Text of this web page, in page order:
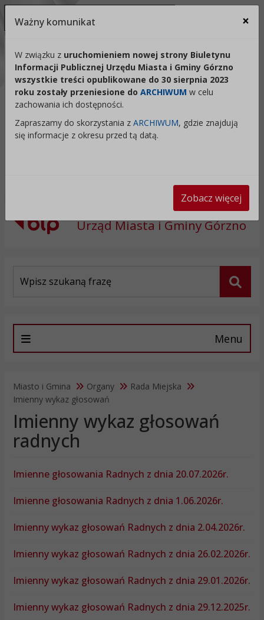
Ukryj panel ułatwień dostępu
Zmień kontrast na domyślny
C1 C2 C3 C4
Rozmiar czcionki:
A
A+ A++
Odstępy:
Zmień odstęp między literami
Zmień interlinię i margines
Reset:
Przywróć
Urząd Miasta i Gminy Górzno
Menu
Miasto i Gmina Organy
Rada Miejska
Imienny wykaz głosowań
Imienny wykaz głosowań
radnych
Imienne głosowania Radnych z dnia 20.07.2026r.
Imienne głosowania Radnych z dnia 1.06.2026r.
Imienny wykaz głosowań Radnych z dnia 2.04.2026r.
Imienny wykaz głosowań Radnych z dnia 26.02.2026r.
Imienny wykaz głosowań Radnych z dnia 29.01.2026r.
Imienny wykaz głosowań Radnych z dnia 29.12.2025r.
Ważny komunikat ×
W związku z uruchomieniem nowej strony Biuletynu
Informacji Publicznej Urzędu Miasta i Gminy Górzno
wszystkie treści opublikowane do 30 sierpnia 2023
roku zostały przeniesione do ARCHIWUM w celu
zachowania ich dostępności.
Zapraszamy do skorzystania z ARCHIWUM, gdzie znajdują
się informacje z okresu przed tą datą.
Zobacz więcej